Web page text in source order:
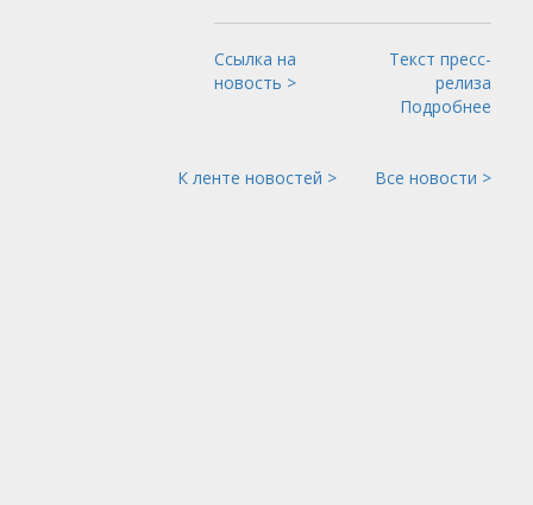
Ссылка на
новость >
Текст пресс-
релиза
Подробнее
К ленте новостей > Все новости >